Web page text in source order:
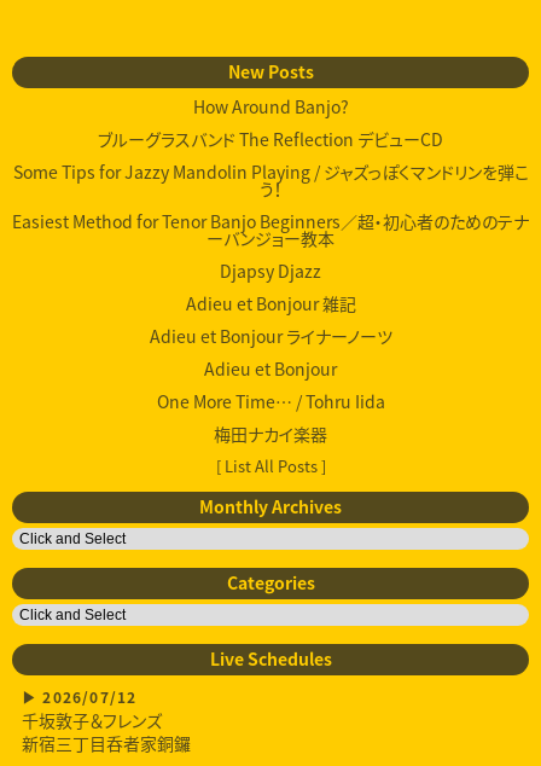
New Posts
How Around Banjo?
ブルーグラスバンド The Reflection デビューCD
Some Tips for Jazzy Mandolin Playing / ジャズっぽくマンドリンを弾こ
う！
Easiest Method for Tenor Banjo Beginners／超・初心者のためのテナ
ーバンジョー教本
Djapsy Djazz
Adieu et Bonjour 雑記
Adieu et Bonjour ライナーノーツ
Adieu et Bonjour
One More Time… / Tohru Iida
梅田ナカイ楽器
[ List All Posts ]
Monthly Archives
Categories
Live Schedules
2026/07/12
千坂敦子＆フレンズ
新宿三丁目呑者家銅鑼